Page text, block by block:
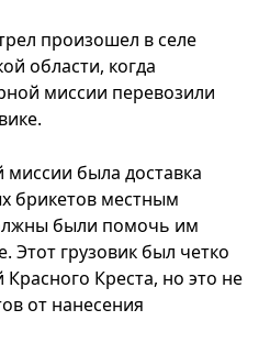
произошел в селе
области, когда
миссии перевозили
была доставка
брикетов местным
были помочь им
Этот грузовик был четко
Креста, но это не
от нанесения